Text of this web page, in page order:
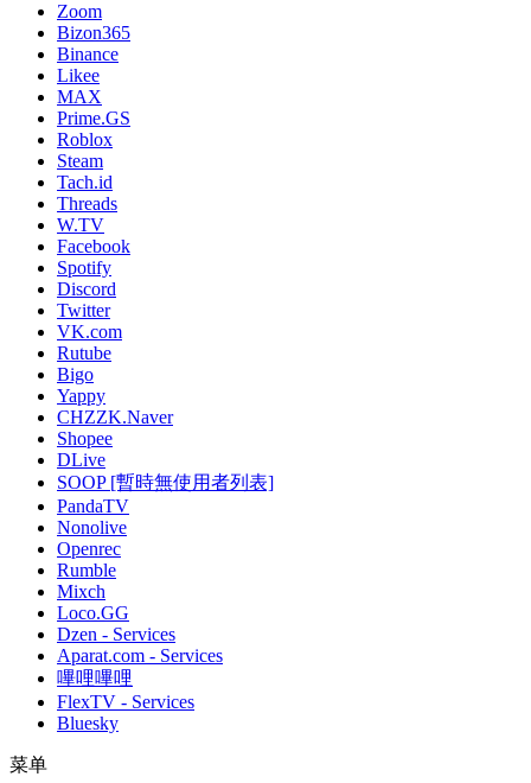
Zoom
Bizon365
Binance
Likee
MAX
Prime.GS
Roblox
Steam
Tach.id
Threads
W.TV
Facebook
Spotify
Discord
Twitter
VK.com
Rutube
Bigo
Yappy
CHZZK.Naver
Shopee
DLive
SOOP [暫時無使用者列表]
PandaTV
Nonolive
Openrec
Rumble
Mixch
Loco.GG
Dzen - Services
Aparat.com - Services
嗶哩嗶哩
FlexTV - Services
Bluesky
菜单